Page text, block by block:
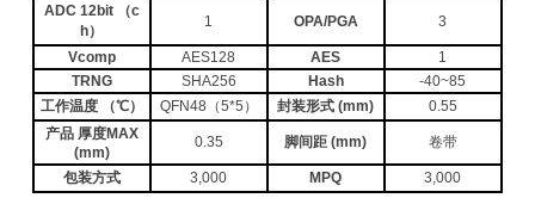
ADC 12bit （c
h）
1 OPA/PGA 3
Vcomp AES128 AES
1
TRNG
SHA256 Hash
-40~85
工作温度 （℃）
QFN48（5*5） 封装形式 (mm)
0.55
产品 厚度MAX
(mm)
0.35 脚间距 (mm) 卷带
包装方式 3,000 MPQ 3,000